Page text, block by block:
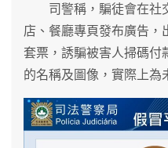
司警稱，騙徒會在社
店、餐廳專頁發布廣告，
套票，誘騙被害人掃碼付
的名稱及圖像，實際上為